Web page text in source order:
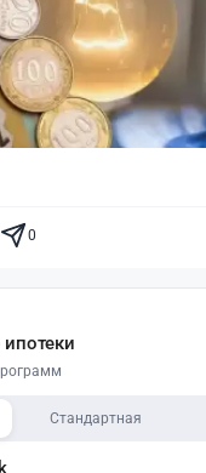
0
Стандартная